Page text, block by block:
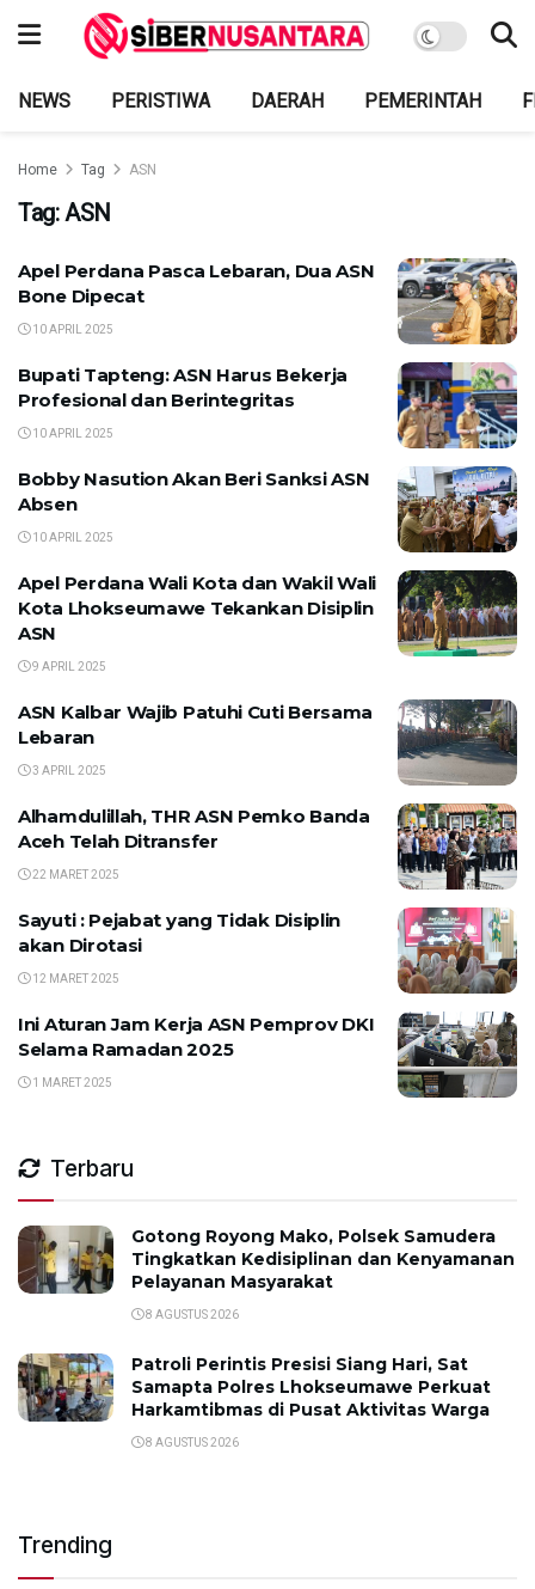
NEWS PERISTIWA DAERAH PEMERINTAH
Home Tag ASN
Tag:ASN
Apel Perdana Pasca Lebaran, Dua ASN
Bone Dipecat
10 APRIL 2025
Bupati Tapteng: ASN Harus Bekerja
Profesional dan Berintegritas
10 APRIL 2025
Bobby Nasution Akan Beri Sanksi ASN
Absen
10 APRIL 2025
Apel Perdana Wali Kota dan Wakil Wali
Kota Lhokseumawe Tekankan Disiplin
ASN
9 APRIL 2025
ASN Kalbar Wajib Patuhi Cuti Bersama
Lebaran
3 APRIL 2025
Alhamdulillah, THR ASN Pemko Banda
Aceh Telah Ditransfer
22 MARET 2025
Sayuti : Pejabat yang Tidak Disiplin
akan Dirotasi
12 MARET 2025
Ini Aturan Jam Kerja ASN Pemprov DKI
Selama Ramadan 2025
1 MARET 2025
Terbaru
Gotong Royong Mako, Polsek Samudera
Tingkatkan Kedisiplinan dan Kenyamanan
Pelayanan Masyarakat
8 AGUSTUS 2026
Patroli Perintis Presisi Siang Hari, Sat
Samapta Polres Lhokseumawe Perkuat
Harkamtibmas di Pusat Aktivitas Warga
8 AGUSTUS 2026
Trending